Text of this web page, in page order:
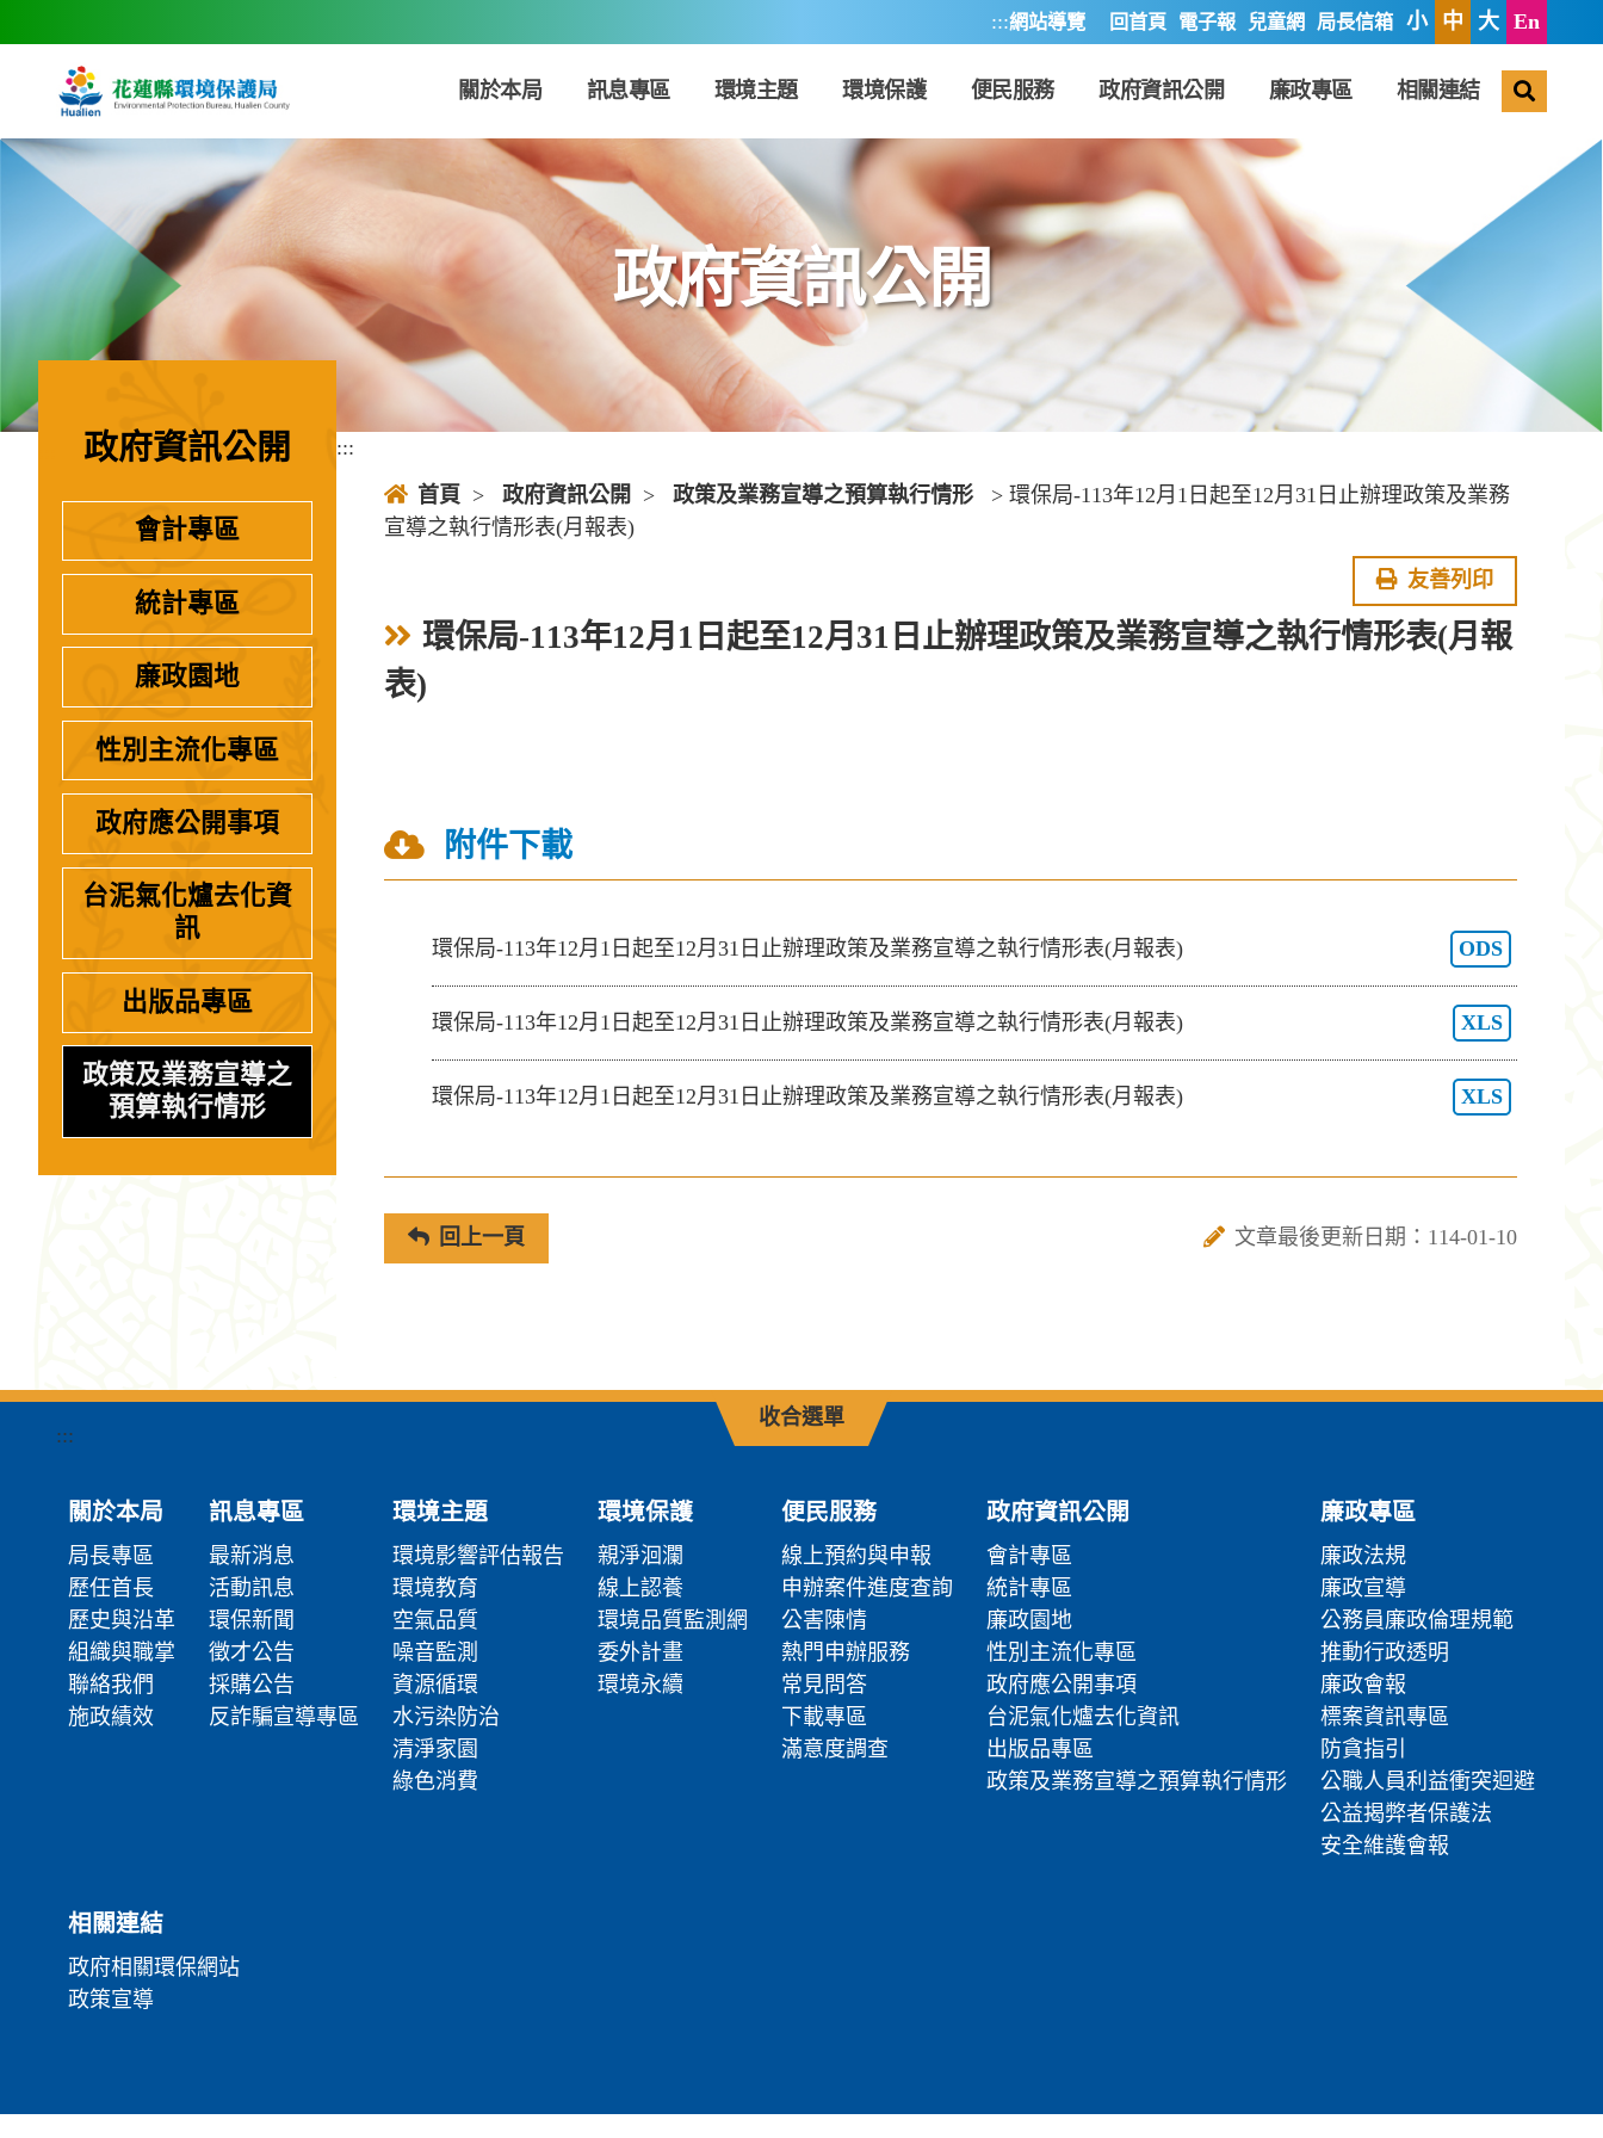
:::網站導覽 回首頁 電子報 兒童網 局長信箱 小 中 大 En
關於本局 訊息專區 環境主題 環境保護 便民服務 政府資訊公開 廉政專區 相關連結
政府資訊公開
政府資訊公開
會計專區
統計專區
廉政園地
性別主流化專區
政府應公開事項
台泥氣化爐去化資
訊
出版品專區
政策及業務宣導之
預算執行情形
:::
首頁 > 政府資訊公開 > 政策及業務宣導之預算執行情形
> 環保局-113年12月1日起至12月31日止辦理政策及業務
宣導之執行情形表(月報表)
友善列印
環保局-113年12月1日起至12月31日止辦理政策及業務宣導之執行情形表(月報
表)
附件下載
環保局-113年12月1日起至12月31日止辦理政策及業務宣導之執行情形表(月報表) ODS
環保局-113年12月1日起至12月31日止辦理政策及業務宣導之執行情形表(月報表) XLS
環保局-113年12月1日起至12月31日止辦理政策及業務宣導之執行情形表(月報表) XLS
回上一頁 文章最後更新日期：114-01-10
收合選單
:::
關於本局
局長專區
歷任首長
歷史與沿革
組織與職掌
聯絡我們
施政績效
訊息專區
最新消息
活動訊息
環保新聞
徵才公告
採購公告
反詐騙宣導專區
環境主題
環境影響評估報告
環境教育
空氣品質
噪音監測
資源循環
水污染防治
清淨家園
綠色消費
環境保護
親淨洄瀾
線上認養
環境品質監測網
委外計畫
環境永續
便民服務
線上預約與申報
申辦案件進度查詢
公害陳情
熱門申辦服務
常見問答
下載專區
滿意度調查
政府資訊公開
會計專區
統計專區
廉政園地
性別主流化專區
政府應公開事項
台泥氣化爐去化資訊
出版品專區
政策及業務宣導之預算執行情形
廉政專區
廉政法規
廉政宣導
公務員廉政倫理規範
推動行政透明
廉政會報
標案資訊專區
防貪指引
公職人員利益衝突迴避
公益揭弊者保護法
安全維護會報
相關連結
政府相關環保網站
政策宣導